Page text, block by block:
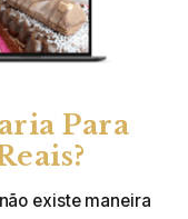
Para
existe maneira